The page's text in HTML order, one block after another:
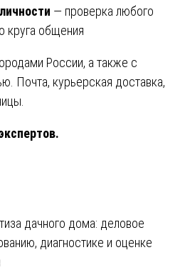
— проверка любого
круга общения
России, а также с
Почта, курьерская доставка,
.
дачного дома: деловое
диагностике и оценке